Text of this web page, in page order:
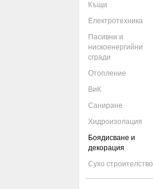
Къщи
Електротехника
Пасивни и
нискоенергийни
сгради
Отопление
ВиК
Саниране
Хидроизолация
Боядисване и
декорация
Сухо строителство